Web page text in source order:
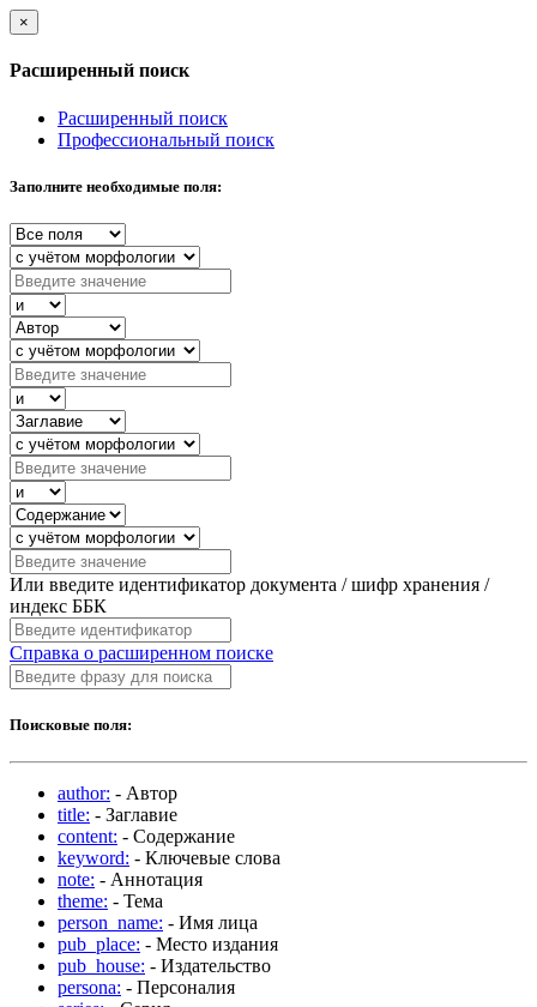
×
Расширенный поиск
Расширенный поиск
Профессиональный поиск
Заполните необходимые поля:
Или введите идентификатор документа / шифр хранения /
индекс ББК
Справка о расширенном поиске
Поисковые поля:
author: - Автор
title: - Заглавие
content: - Содержание
keyword: - Ключевые слова
note: - Аннотация
theme: - Тема
person_name: - Имя лица
pub_place: - Место издания
pub_house: - Издательство
persona: - Персоналия